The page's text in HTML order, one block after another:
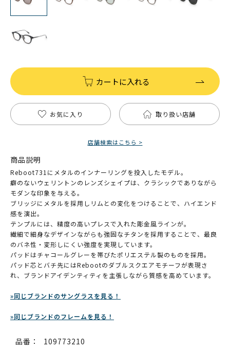
カートに入れる
お気に入り 取り扱い店舗
店舗検索はこちら >
商品説明
Reboot731にメタルのインナーリングを投入したモデル。
癖のないウェリントンのレンズシェイプは、クラシックでありながら
モダンな印象を与える。
ブリッジにメタルを採用しリムとの変化をつけることで、ハイエンド
感を演出。
テンプルには、精度の高いプレスで入れた彫金風ラインが。
繊細で細身なデザインながらも強固なチタンを採用することで、最良
のバネ性・変形しにくい強度を実現しています。
パッドはチャコールグレーを帯びたポリエステル製のものを採用。
パッド芯とバチ先にはRebootのダブルスクエアモチーフが表現さ
れ、ブランドアイデンティティを主張しながら質感を高めています。
»同じブランドのサングラスを見る！
»同じブランドのフレームを見る！
品番： 109773210